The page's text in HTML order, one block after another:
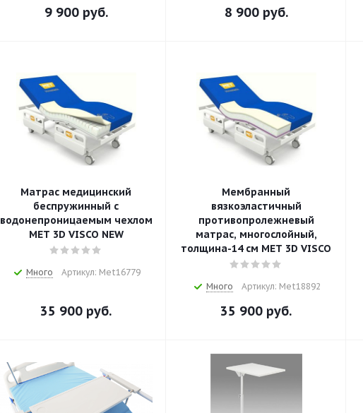
9 900руб. 8 900руб.
Матрас медицинский
беспружинный с
водонепроницаемым чехлом
МЕТ 3D VISCO NEW
Много Артикул: Met16779
35 900 руб.
Мембранный
вязкоэластичный
противопролежневый
матрас, многослойный,
толщина-14 см MET 3D VISCO
Много Артикул: Met18892
35 900 руб.